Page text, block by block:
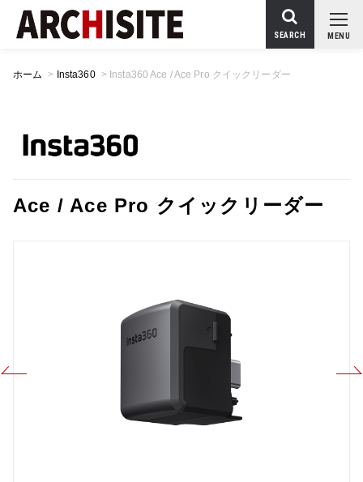
MENU
SEARCH
ホーム > Insta360 > Insta360 Ace / Ace Pro クイックリーダー
Ace / Ace Pro クイックリーダー